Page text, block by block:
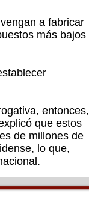
a fabricar
más bajos
entonces,
que estos
de millones de
lo que,